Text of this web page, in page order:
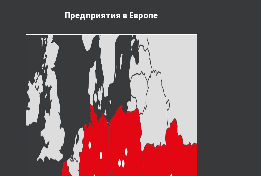
Предприятия в Европе